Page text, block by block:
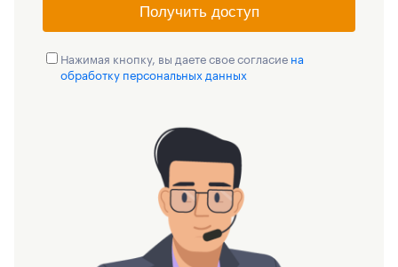
Получить доступ
Нажимая кнопку, вы даете свое согласие на
обработку персональных данных